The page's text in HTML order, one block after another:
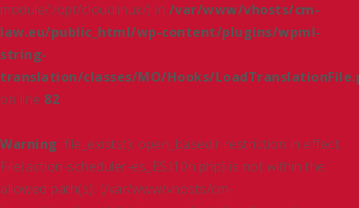
module/:/opt/cloudlinux/) in /var/www/vhosts/cm-
law.eu/public_html/wp-content/plugins/wpml-
string-
translation/classes/MO/Hooks/
on line 82
Warning: file_exists(): open_basedir restriction in effect.
File(action-scheduler-es_ES.l10n.php) is not within the
allowed path(s): (/var/www/vhosts/cm-